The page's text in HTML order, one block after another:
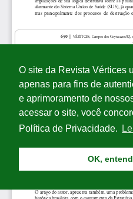
O site da Revista Vértices
apenas para fins de
e aprimoramento de
acessar o site, você
Política de Privacidade.
OK,